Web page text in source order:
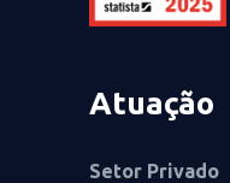
Atuação
Setor Privado